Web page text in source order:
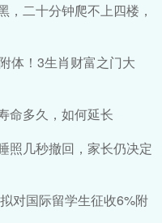
，二十分钟爬不上四楼，
体！3生肖财富之门大
命多久，如何延长
照几秒撤回，家长仍决定
对国际留学生征收6%附